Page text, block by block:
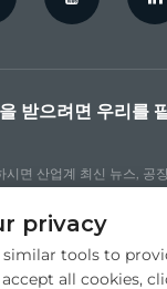
받으려면 우리를
면 산업계 최신 뉴스, 공
privacy
similar tools to
all cookies,